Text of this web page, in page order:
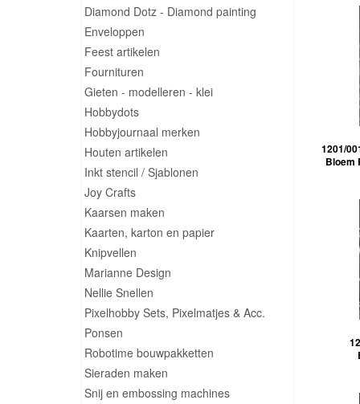
Diamond Dotz - Diamond painting
Enveloppen
Feest artikelen
Fournituren
Gieten - modelleren - klei
Hobbydots
Hobbyjournaal merken
Houten artikelen
Inkt stencil / Sjablonen
Joy Crafts
Kaarsen maken
Kaarten, karton en papier
Knipvellen
Marianne Design
Nellie Snellen
Pixelhobby Sets, Pixelmatjes & Acc.
Ponsen
Robotime bouwpakketten
Sieraden maken
Snij en embossing machines
1201/
Bloem